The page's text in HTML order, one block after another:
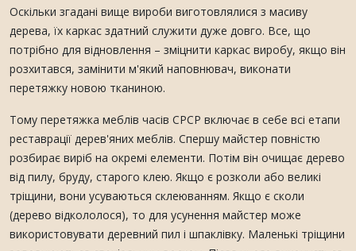
Оскільки згадані вище вироби виготовлялися з масиву
дерева, їх каркас здатний служити дуже довго. Все, що
потрібно для відновлення – зміцнити каркас виробу, якщо він
розхитався, замінити м'який наповнювач, виконати
перетяжку новою тканиною.
Тому перетяжка меблів часів СРСР включає в себе всі етапи
реставрації дерев'яних меблів. Спершу майстер повністю
розбирає виріб на окремі елементи. Потім він очищає дерево
від пилу, бруду, старого клею. Якщо є розколи або великі
тріщини, вони усуваються склеюванням. Якщо є сколи
(дерево відкололося), то для усунення майстер може
використовувати деревний пил і шпаклівку. Маленькі тріщини